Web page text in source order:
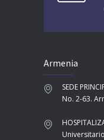
Armenia
SEDE
No. 2-63.